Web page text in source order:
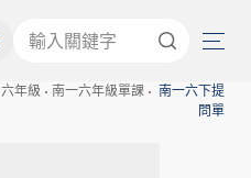
六年級 南一六年級單課
南一六下提
問單